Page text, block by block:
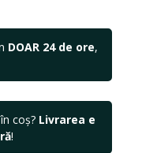
DOAR 24 de ore,
coș? Livrarea e
!